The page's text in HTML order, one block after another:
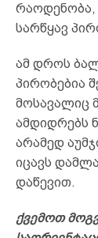
რაოდენობა,
სარწყავ
ამ დროს
პირობებია
მოსავალიც
ამდიდრებს
არამედ
იცავს
დაწევით.
ქვემოთ